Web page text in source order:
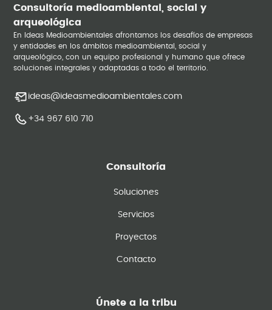
Consultoría medioambiental, social y
arqueológica
En Ideas Medioambientales afrontamos los desafíos de empresas
y entidades en los ámbitos medioambiental, social y
arqueológico, con un equipo profesional y humano que ofrece
soluciones integrales y adaptadas a todo el territorio.
ideas@ideasmedioambientales.com
+34 967 610 710
Consultoría
Soluciones
Servicios
Proyectos
Contacto
Únete a la tribu